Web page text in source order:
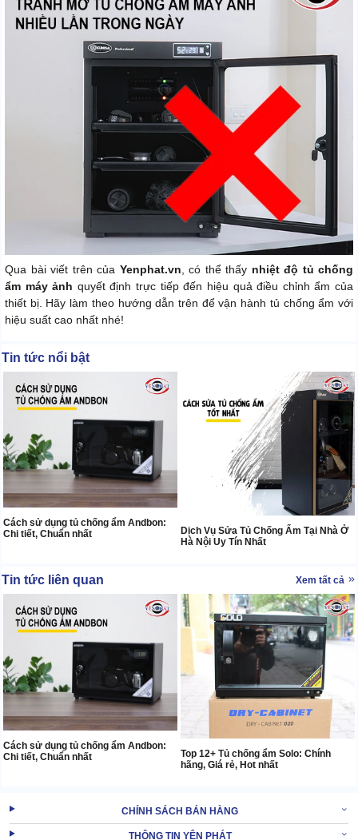
Qua bài viết trên của Yenphat.vn , có thể thấy nhiệt độ tủ chống
ẩm máy ảnh quyết định trực tiếp đến hiệu quả điều chỉnh ẩm của
thiết bị. Hãy làm theo hướng dẫn trên để vận hành tủ chống ẩm với
hiệu suất cao nhất nhé!
Tin tức nổi bật
Cách sử dụng tủ chống ẩm Andbon:
Chi tiết, Chuẩn nhất
Dịch Vụ Sửa Tủ Chống Ẩm Tại Nhà Ở
Hà Nội Uy Tín Nhất
Tin tức liên quan Xem tất cả
Cách sử dụng tủ chống ẩm Andbon:
Chi tiết, Chuẩn nhất
Top 12+ Tủ chống ẩm Solo: Chính
hãng, Giá rẻ, Hot nhất
CHÍNH SÁCH BÁN HÀNG
THÔNG TIN YÊN PHÁT